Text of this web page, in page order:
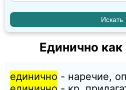
Единично
единично - наречие,